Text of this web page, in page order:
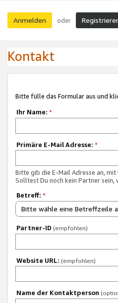
Anmelden oder
Kontakt
Bitte fülle das Formular aus und
Ihr Name: *
Primäre E-Mail Adresse: *
Bitte gib die E-Mail Adresse an,
Solltest Du noch kein Partner
Betreff: *
Bitte wähle eine Betreffzeile
Partner-ID (empfohlen)
Website URL: (empfohlen)
Name der Kontaktperson